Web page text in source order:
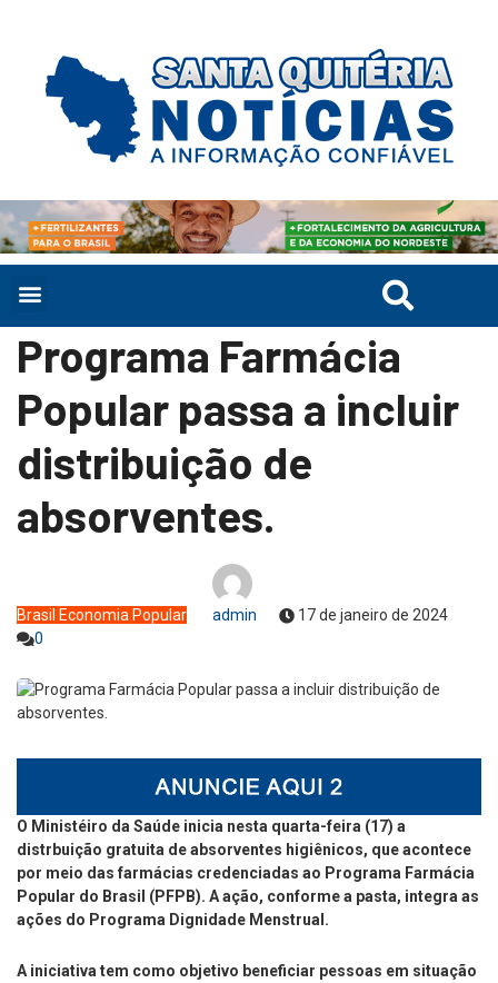
Programa Farmácia
Popular passa a incluir
distribuição de
absorventes.
Brasil Economia Popular admin
17 de janeiro de 2024
0
O Ministéiro da Saúde inicia nesta quarta-feira (17) a
distrbuição gratuita de absorventes higiênicos, que acontece
por meio das farmácias credenciadas ao Programa Farmácia
Popular do Brasil (PFPB). A ação, conforme a pasta, integra as
ações do Programa Dignidade Menstrual.
A iniciativa tem como objetivo beneficiar pessoas em situação